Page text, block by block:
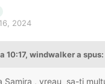
2024
10:17, windwalkera spus:
Samira , vreau sa-ți